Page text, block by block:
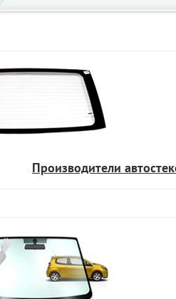
Производители